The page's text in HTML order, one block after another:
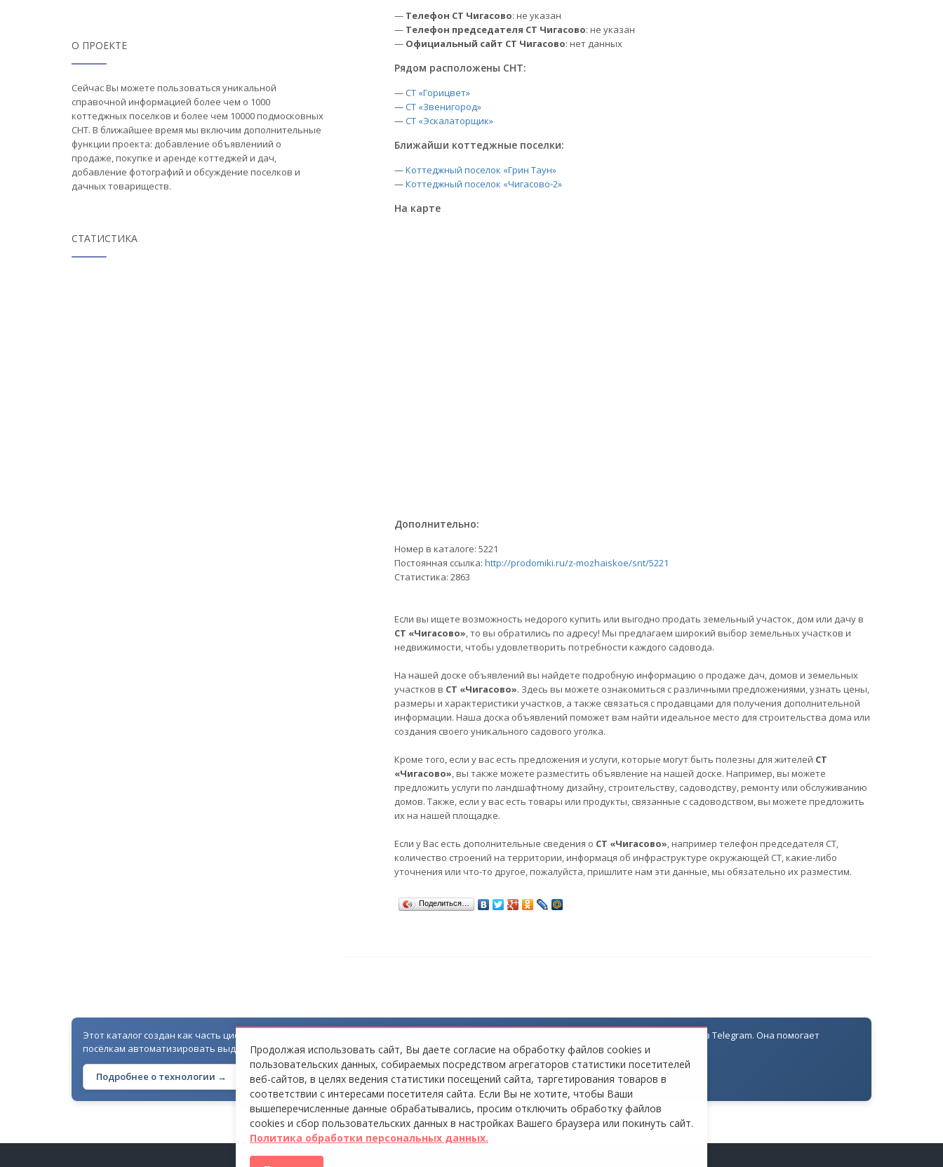
О ПРОЕКТЕ
Сейчас Вы можете пользоваться уникальной
справочной информацией более чем о 1000
коттеджных поселков и более чем 10000 подмосковных
СНТ. В ближайшее время мы включим дополнительные
функции проекта: добавление объявлениий о
продаже, покупке и аренде коттеджей и дач,
добавление фотографий и обсуждение поселков и
дачных товариществ.
СТАТИСТИКА
— Телефон СТ Чигасово: не указан
— Телефон председателя СТ Чигасово: не указан
— Официальный сайт СТ Чигасово: нет данных
Рядом расположены СНТ:
—СТ «Горицвет»
—СТ «Звенигород»
—СТ «Эскалаторщик»
Ближайши коттеджные поселки:
—Коттеджный поселок «Грин Таун»
—Коттеджный поселок «Чигасово-2»
На карте
Дополнительно:
Номер в каталоге: 5221
Постоянная ссылка: http://prodomiki.ru/z-mozhaiskoe/snt/5221
Статистика: 2863
Если вы ищете возможность недорого купить или выгодно продать земельный участок, дом или дачу в
СТ «Чигасово», то вы обратились по адресу! Мы предлагаем широкий выбор земельных участков и
недвижимости, чтобы удовлетворить потребности каждого садовода.
На нашей доске объявлений вы найдете подробную информацию о продаже дач, домов и земельных
участков в СТ «Чигасово». Здесь вы можете ознакомиться с различными предложениями, узнать цены,
размеры и характеристики участков, а также связаться с продавцами для получения дополнительной
информации. Наша доска объявлений поможет вам найти идеальное место для строительства дома или
создания своего уникального садового уголка.
Кроме того, если у вас есть предложения и услуги, которые могут быть полезны для жителей СТ
«Чигасово», вы также можете разместить объявление на нашей доске. Например, вы можете
предложить услуги по ландшафтному дизайну, строительству, садоводству, ремонту или обслуживанию
домов. Также, если у вас есть товары или продукты, связанные с садоводством, вы можете предложить
их на нашей площадке.
Если у Вас есть дополнительные сведения о СТ «Чигасово», например телефон председателя СТ,
количество строений на территории, информаця об инфраструктуре окружающей СТ, какие-либо
уточнения или что-то другое, пожалуйста, пришлите нам эти данные, мы обязательно их разместим.
Поделиться…
Этот каталог создан как часть цифровой экосистемы коттеджных посёлков: для всех объектов доступна система контроля доступа через Telegram. Она помогает
посёлкам автоматизировать выдачу гостевых пропусков, управлять доступом на территорию и оперативно информировать жителей
Подробнее о технологии →
Продолжая использовать сайт, Вы даете согласие на обработку файлов cookies и
пользовательских данных, собираемых посредством агрегаторов статистики посетителей
веб-сайтов, в целях ведения статистики посещений сайта, таргетирования товаров в
соответствии с интересами посетителя сайта. Если Вы не хотите, чтобы Ваши
вышеперечисленные данные обрабатывались, просим отключить обработку файлов
cookies и сбор пользовательских данных в настройках Вашего браузера или покинуть сайт.
Политика обработки персональных данных.